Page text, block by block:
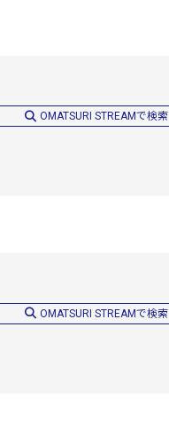
OMATSURI STREAMで検索
OMATSURI STREAMで検索